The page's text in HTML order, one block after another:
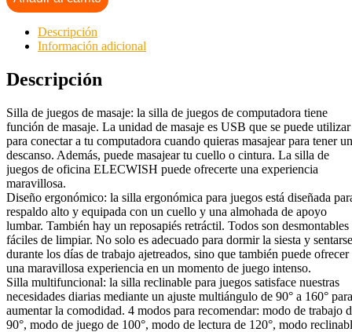
Descripción
Información adicional
Descripción
Silla de juegos de masaje: la silla de juegos de computadora tiene
función de masaje. La unidad de masaje es USB que se puede utilizar
para conectar a tu computadora cuando quieras masajear para tener un
descanso. Además, puede masajear tu cuello o cintura. La silla de
juegos de oficina ELECWISH puede ofrecerte una experiencia
maravillosa.
Diseño ergonómico: la silla ergonómica para juegos está diseñada
respaldo alto y equipada con un cuello y una almohada de apoyo
lumbar. También hay un reposapiés retráctil. Todos son desmontables
fáciles de limpiar. No solo es adecuado para dormir la siesta y sentarse
durante los días de trabajo ajetreados, sino que también puede ofrecer
una maravillosa experiencia en un momento de juego intenso.
Silla multifuncional: la silla reclinable para juegos satisface nuestras
necesidades diarias mediante un ajuste multiángulo de 90° a 160° para
aumentar la comodidad. 4 modos para recomendar: modo de trabajo
90°, modo de juego de 100°, modo de lectura de 120°, modo